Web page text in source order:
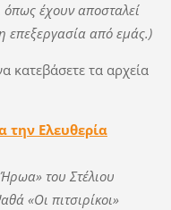
όπως έχουν αποσταλεί
επεξεργασία από εμάς.)
κατεβάσετε τα αρχεία
την Ελευθερία
του Στέλιου
«Οι πιτσιρίκοι»